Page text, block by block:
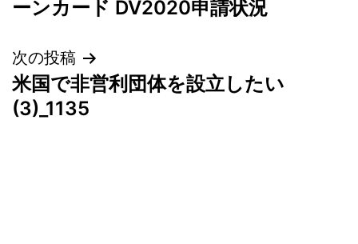
ビ
ゲ
ーンカード DV2020申請状況
次の投稿
米国で非営利団体を設立したい
(3)_1135